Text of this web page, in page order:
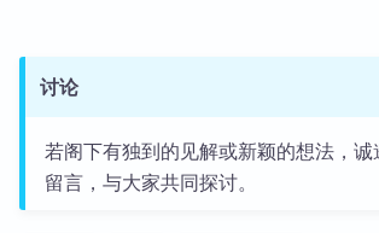
讨论
若阁下有独到的见解或新颖的想法，
留言，与大家共同探讨。